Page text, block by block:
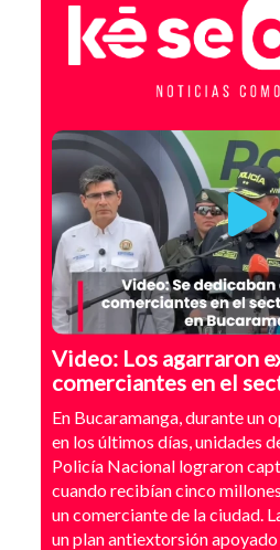
Video: Los agarraron
comerciantes en el
Bucaramanga
En Bucaramanga, durante un
en los últimos días, unidades
Policía Nacional lograron
cuando recibían cinco
un comerciante de la ciudad.
un plan antiextorsión